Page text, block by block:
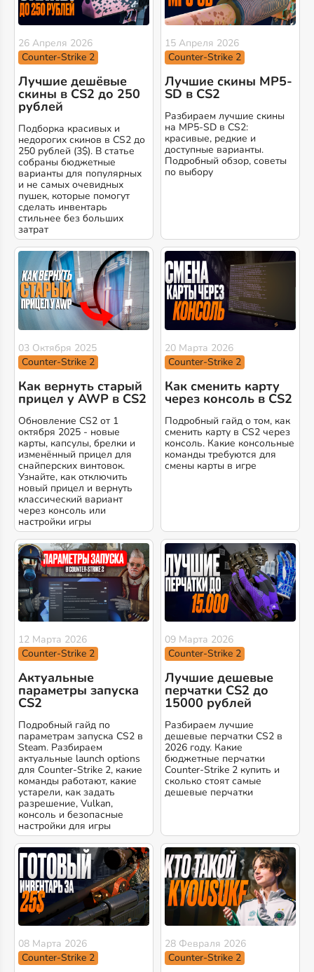
26 Апреля 2026
Counter-Strike 2
Лучшие дешёвые
скины в CS2 до 250
рублей
Подборка красивых и
недорогих скинов в CS2 до
250 рублей (3$). В статье
собраны бюджетные
варианты для популярных
и не самых очевидных
пушек, которые помогут
сделать инвентарь
стильнее без больших
затрат
15 Апреля 2026
Counter-Strike 2
Лучшие скины MP5-
SD в CS2
Разбираем лучшие скины
на MP5-SD в CS2:
красивые, редкие и
доступные варианты.
Подробный обзор, советы
по выбору
03 Октября 2025
Counter-Strike 2
Как вернуть старый
прицел у AWP в CS2
Обновление CS2 от 1
октября 2025 - новые
карты, капсулы, брелки и
изменённый прицел для
снайперских винтовок.
Узнайте, как отключить
новый прицел и вернуть
классический вариант
через консоль или
настройки игры
20 Марта 2026
Counter-Strike 2
Как сменить карту
через консоль в CS2
Подробный гайд о том, как
сменить карту в CS2 через
консоль. Какие консольные
команды требуются для
смены карты в игре
12 Марта 2026
Counter-Strike 2
Актуальные
параметры запуска
CS2
Подробный гайд по
параметрам запуска CS2 в
Steam. Разбираем
актуальные launch options
для Counter-Strike 2, какие
команды работают, какие
устарели, как задать
разрешение, Vulkan,
консоль и безопасные
настройки для игры
09 Марта 2026
Counter-Strike 2
Лучшие дешевые
перчатки CS2 до
15000 рублей
Разбираем лучшие
дешевые перчатки CS2 в
2026 году. Какие
бюджетные перчатки
Counter-Strike 2 купить и
сколько стоят самые
дешевые перчатки
08 Марта 2026
Counter-Strike 2
28 Февраля 2026
Counter-Strike 2